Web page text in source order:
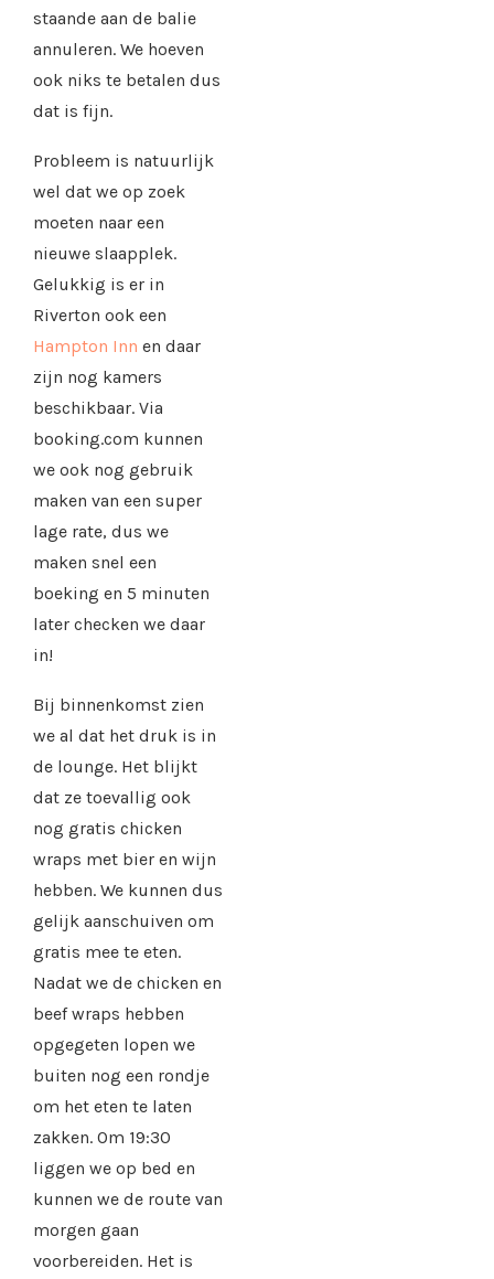
staande aan de balie
annuleren. We hoeven
ook niks te betalen dus
dat is fijn.
Probleem is natuurlijk
wel dat we op zoek
moeten naar een
nieuwe slaapplek.
Gelukkig is er in
Riverton ook een
Hampton Inn en daar
zijn nog kamers
beschikbaar. Via
booking.com kunnen
we ook nog gebruik
maken van een super
lage rate, dus we
maken snel een
boeking en 5 minuten
later checken we daar
in!
Bij binnenkomst zien
we al dat het druk is in
de lounge. Het blijkt
dat ze toevallig ook
nog gratis chicken
wraps met bier en wijn
hebben. We kunnen dus
gelijk aanschuiven om
gratis mee te eten.
Nadat we de chicken en
beef wraps hebben
opgegeten lopen we
buiten nog een rondje
om het eten te laten
zakken. Om 19:30
liggen we op bed en
kunnen we de route van
morgen gaan
voorbereiden. Het is